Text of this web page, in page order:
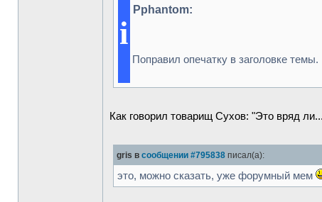
i
Pphantom:
Поправил опечатку в заголовке темы.
Как говорил товарищ Сухов: "Это вряд
gris в сообщении #795838 писал(а):
это, можно сказать, уже форумный мем